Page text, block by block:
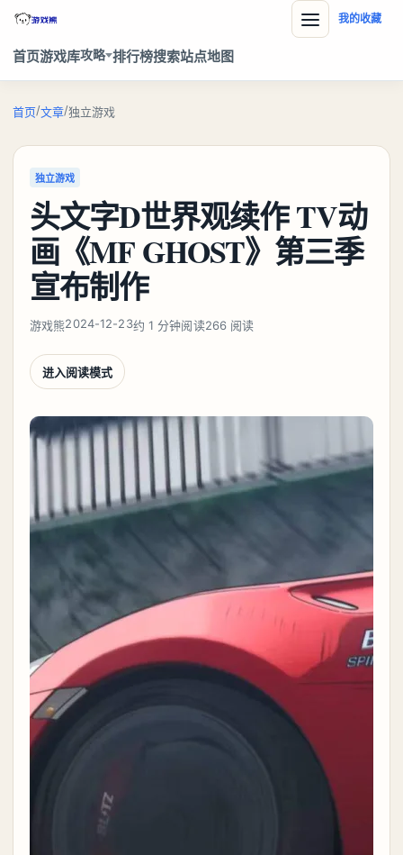
首页游戏库攻略 排行榜搜索站点地图
我的收藏
首页/文章/独立游戏
独立游戏
头文字D世界观续作 TV动
画《MF GHOST》第三季
宣布制作
游戏熊2024-12-23约 1 分钟阅读266 阅读
进入阅读模式